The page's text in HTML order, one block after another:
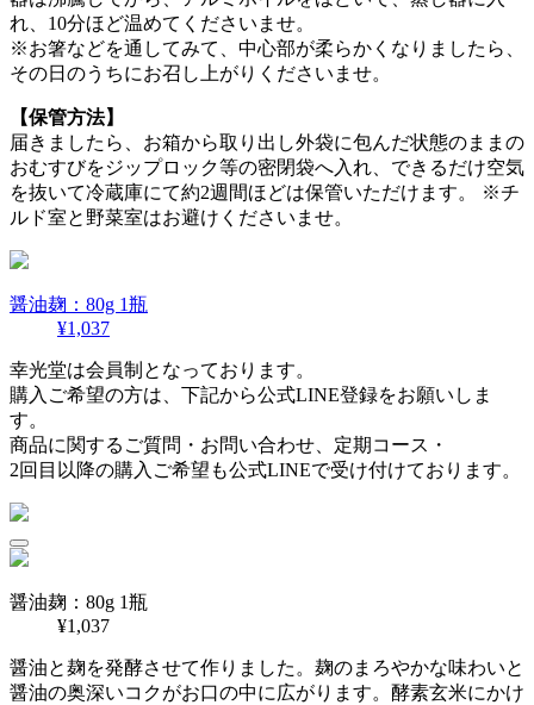
れ、10分ほど温めてくださいませ。
※お箸などを通してみて、中心部が柔らかくなりましたら、
その日のうちにお召し上がりくださいませ。
【保管方法】
届きましたら、お箱から取り出し外袋に包んだ状態のままの
おむすびをジップロック等の密閉袋へ入れ、できるだけ空気
を抜いて冷蔵庫にて約2週間ほどは保管いただけます。
※チ
ルド室と野菜室はお避けくださいませ。
醤油麹：80g 1瓶
¥1,037
幸光堂は会員制となっております。
購入ご希望の方は、下記から公式LINE登録をお願いしま
す。
商品に関するご質問・お問い合わせ、定期コース・
2回目以降の購入ご希望も公式LINEで受け付けております。
醤油麹：80g 1瓶
¥1,037
醤油と麹を発酵させて作りました。麹のまろやかな味わいと
醤油の奥深いコクがお口の中に広がります。酵素玄米にかけ